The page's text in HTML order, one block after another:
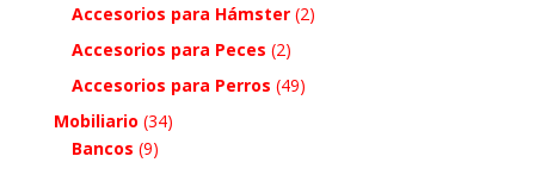
Accesorios para Hámster (2)
Accesorios para Peces (2)
Accesorios para Perros (49)
Mobiliario (34)
Bancos (9)